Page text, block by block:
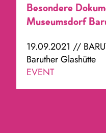
Besondere
Museumsdorf
19.09.2021 //
Baruther Glashütte
EVENT